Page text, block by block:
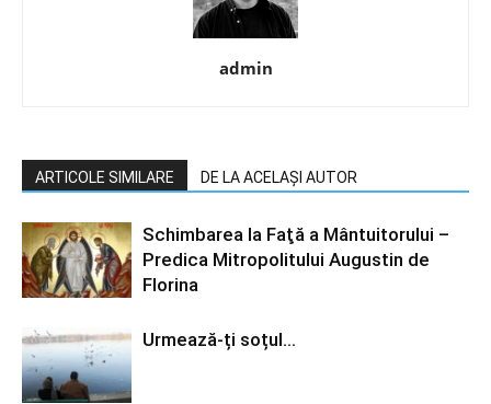
admin
ARTICOLE SIMILARE DE LA ACELAȘI AUTOR
Schimbarea la Faţă a Mântuitorului –
Predica Mitropolitului Augustin de
Florina
Urmează-ți soțul…